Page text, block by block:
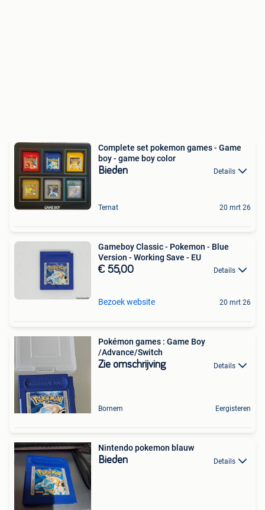
Complete set pokemon games - Game
boy - game boy color
Bieden Details
Ternat 20 mrt 26
Gameboy Classic - Pokemon - Blue
Version - Working Save - EU
€ 55,00 Details
Bezoek website 20 mrt 26
Pokémon games : Game Boy
/Advance/Switch
Zie omschrijving Details
Bornem Eergisteren
Nintendo pokemon blauw
Bieden Details